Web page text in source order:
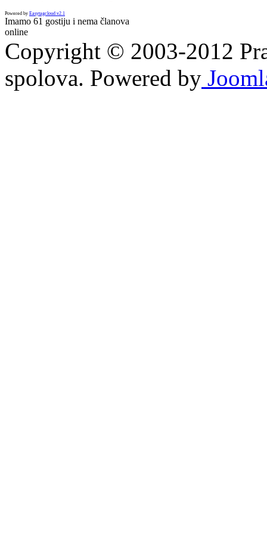
Powered by Easytagcloud v2.1
Imamo 61 gostiju i nema članova
online
Copyright © 2003-2012
spolova. Powered by